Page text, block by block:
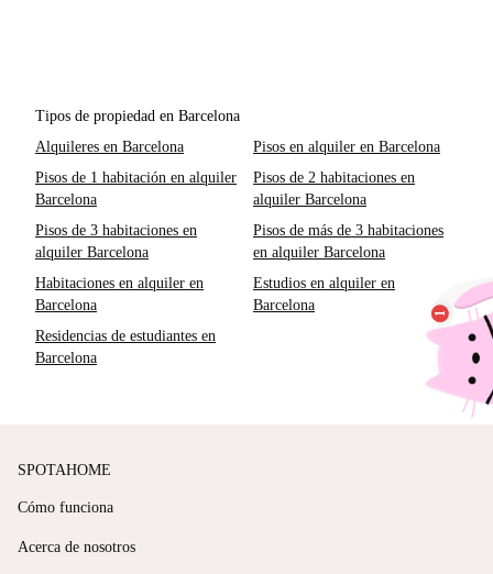
Tipos de propiedad en Barcelona
Alquileres en Barcelona
Pisos en alquiler en Barcelona
Pisos de 1 habitación en alquiler
Barcelona
Pisos de 2 habitaciones en
alquiler Barcelona
Pisos de 3 habitaciones en
alquiler Barcelona
Pisos de más de 3 habitaciones
en alquiler Barcelona
Habitaciones en alquiler en
Barcelona
Estudios en alquiler en
Barcelona
Residencias de estudiantes en
Barcelona
SPOTAHOME
Cómo funciona
Acerca de nosotros